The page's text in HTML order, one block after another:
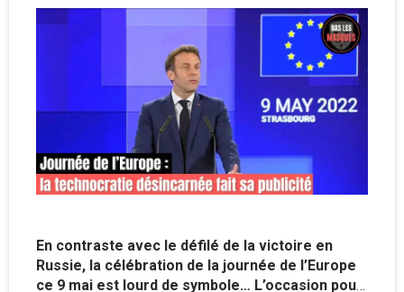
En contraste avec le défilé de la victoire en
Russie, la célébration de la journée de l’Europe
ce 9 mai est lourd de symbole… L’occasion pour